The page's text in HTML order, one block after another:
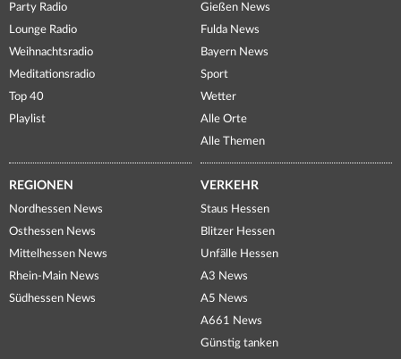
Party Radio
Lounge Radio
Weihnachtsradio
Meditationsradio
Top 40
Playlist
Gießen News
Fulda News
Bayern News
Sport
Wetter
Alle Orte
Alle Themen
REGIONEN
Nordhessen News
Osthessen News
Mittelhessen News
Rhein-Main News
Südhessen News
VERKEHR
Staus Hessen
Blitzer Hessen
Unfälle Hessen
A3 News
A5 News
A661 News
Günstig tanken